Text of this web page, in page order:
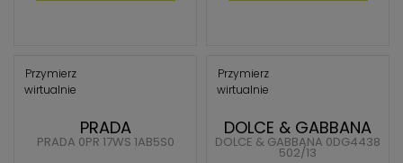
Przymierz
wirtualnie
PRADA
PRADA 0PR 17WS 1AB5S0
Przymierz
wirtualnie
DOLCE & GABBANA
DOLCE & GABBANA 0DG4438
502/13